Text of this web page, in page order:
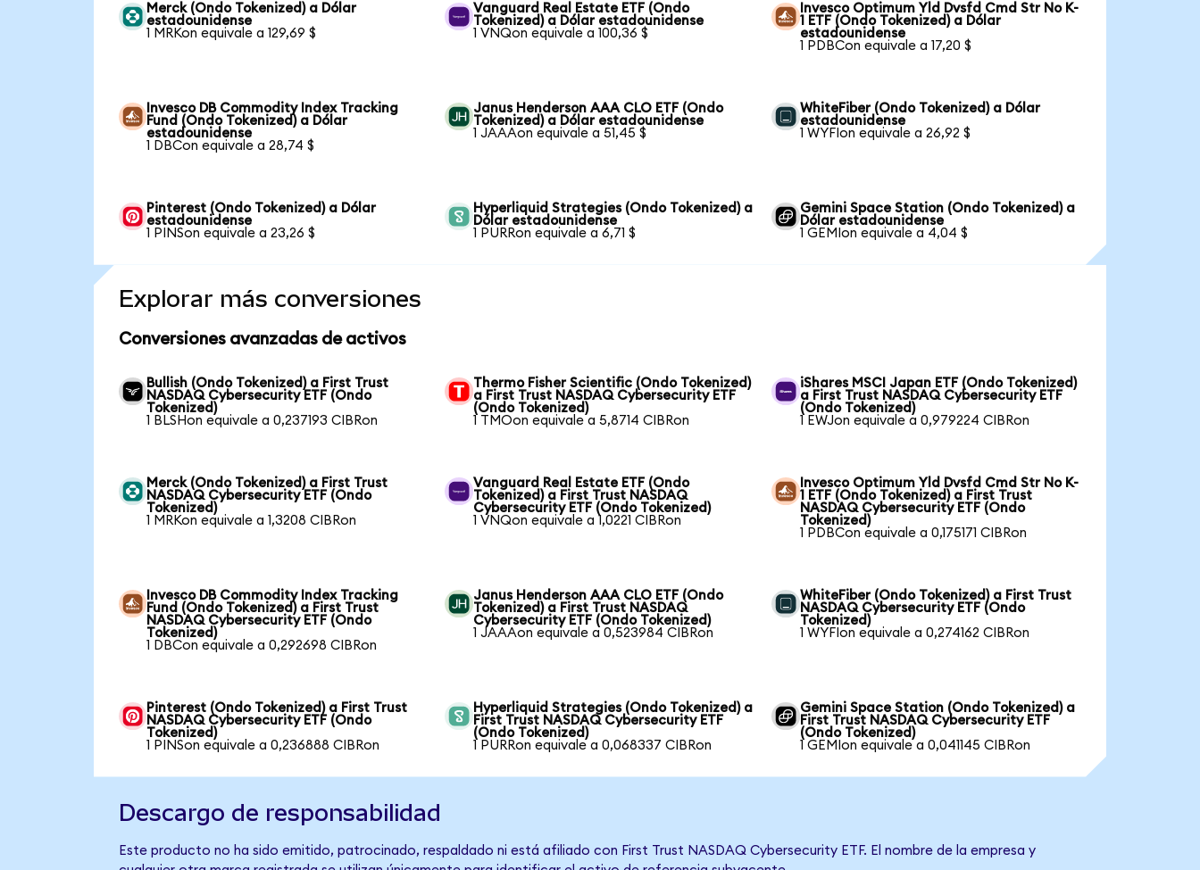
Merck (Ondo Tokenized) a Dólar
estadounidense
1 MRKon equivale a 129,69 $
Vanguard Real Estate ETF (Ondo
Tokenized) a Dólar estadounidense
1 VNQon equivale a 100,36 $
Invesco Optimum Yld Dvsfd Cmd Str No K-
1 ETF (Ondo Tokenized) a Dólar
estadounidense
1 PDBCon equivale a 17,20 $
Invesco DB Commodity Index Tracking
Fund (Ondo Tokenized) a Dólar
estadounidense
1 DBCon equivale a 28,74 $
Janus Henderson AAA CLO ETF (Ondo
Tokenized) a Dólar estadounidense
1 JAAAon equivale a 51,45 $
WhiteFiber (Ondo Tokenized) a Dólar
estadounidense
1 WYFIon equivale a 26,92 $
Pinterest (Ondo Tokenized) a Dólar
estadounidense
1 PINSon equivale a 23,26 $
Hyperliquid Strategies (Ondo Tokenized) a
Dólar estadounidense
1 PURRon equivale a 6,71 $
Gemini Space Station (Ondo Tokenized) a
Dólar estadounidense
1 GEMIon equivale a 4,04 $
Explorar más conversiones
Conversiones avanzadas de activos
Bullish (Ondo Tokenized) a First Trust
NASDAQ Cybersecurity ETF (Ondo
Tokenized)
1 BLSHon equivale a 0,237193 CIBRon
Thermo Fisher Scientific (Ondo Tokenized)
a First Trust NASDAQ Cybersecurity ETF
(Ondo Tokenized)
1 TMOon equivale a 5,8714 CIBRon
iShares MSCI Japan ETF (Ondo Tokenized)
a First Trust NASDAQ Cybersecurity ETF
(Ondo Tokenized)
1 EWJon equivale a 0,979224 CIBRon
Merck (Ondo Tokenized) a First Trust
NASDAQ Cybersecurity ETF (Ondo
Tokenized)
1 MRKon equivale a 1,3208 CIBRon
Vanguard Real Estate ETF (Ondo
Tokenized) a First Trust NASDAQ
Cybersecurity ETF (Ondo Tokenized)
1 VNQon equivale a 1,0221 CIBRon
Invesco Optimum Yld Dvsfd Cmd Str No K-
1 ETF (Ondo Tokenized) a First Trust
NASDAQ Cybersecurity ETF (Ondo
Tokenized)
1 PDBCon equivale a 0,175171 CIBRon
Invesco DB Commodity Index Tracking
Fund (Ondo Tokenized) a First Trust
NASDAQ Cybersecurity ETF (Ondo
Tokenized)
1 DBCon equivale a 0,292698 CIBRon
Janus Henderson AAA CLO ETF (Ondo
Tokenized) a First Trust NASDAQ
Cybersecurity ETF (Ondo Tokenized)
1 JAAAon equivale a 0,523984 CIBRon
WhiteFiber (Ondo Tokenized) a First Trust
NASDAQ Cybersecurity ETF (Ondo
Tokenized)
1 WYFIon equivale a 0,274162 CIBRon
Pinterest (Ondo Tokenized) a First Trust
NASDAQ Cybersecurity ETF (Ondo
Tokenized)
1 PINSon equivale a 0,236888 CIBRon
Hyperliquid Strategies (Ondo Tokenized) a
First Trust NASDAQ Cybersecurity ETF
(Ondo Tokenized)
1 PURRon equivale a 0,068337 CIBRon
Gemini Space Station (Ondo Tokenized) a
First Trust NASDAQ Cybersecurity ETF
(Ondo Tokenized)
1 GEMIon equivale a 0,041145 CIBRon
Descargo de responsabilidad
Este producto no ha sido emitido, patrocinado, respaldado ni está afiliado con First Trust NASDAQ Cybersecurity ETF. El nombre de la empresa y